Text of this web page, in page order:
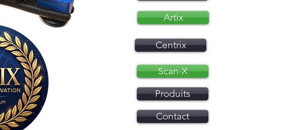
Artix
Scan-X
Centrix
Contact
Produits